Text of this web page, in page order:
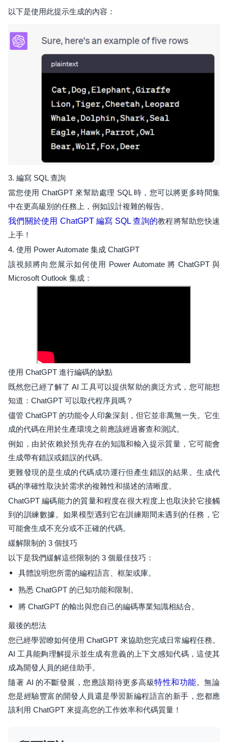
以下是使用此提示生成的內容：
3. 編寫 SQL 查詢
當您使用 ChatGPT 來幫助處理 SQL 時，您可以將更多時間集
中在更高級別的任務上，例如設計複雜的報告。
我們關於使用 ChatGPT 編寫 SQL 查詢的教程將幫助您快速
上手！
4. 使用 Power Automate 集成 ChatGPT
該視頻將向您展示如何使用 Power Automate 將 ChatGPT 與
Microsoft Outlook 集成：
使用 ChatGPT 進行編碼的缺點
既然您已經了解了 AI 工具可以提供幫助的廣泛方式，您可能想
知道：ChatGPT 可以取代程序員嗎？
儘管 ChatGPT 的功能令人印象深刻，但它並非萬無一失。它生
成的代碼在用於生產環境之前應該經過審查和測試。
例如，由於依賴於預先存在的知識和輸入提示質量，它可能會
生成帶有錯誤或錯誤的代碼。
更難發現的是生成的代碼成功運行但產生錯誤的結果。生成代
碼的準確性取決於需求的複雜性和描述的清晰度。
ChatGPT 編碼能力的質量和程度在很大程度上也取決於它接觸
到的訓練數據。如果模型遇到它在訓練期間未遇到的任務，它
可能會生成不充分或不正確的代碼。
緩解限制的 3 個技巧
以下是我們緩解這些限制的 3 個最佳技巧：
具體說明您所需的編程語言、框架或庫。
熟悉 ChatGPT 的已知功能和限制。
將 ChatGPT 的輸出與您自己的編碼專業知識相結合。
最後的想法
您已經學習瞭如何使用 ChatGPT 來協助您完成日常編程任務。
AI 工具能夠理解提示並生成有意義的上下文感知代碼，這使其
成為開發人員的絕佳助手。
隨著 AI 的不斷發展，您應該期待更多高級特性和功能。無論
您是經驗豐富的開發人員還是學習新編程語言的新手，您都應
該利用 ChatGPT 來提高您的工作效率和代碼質量！